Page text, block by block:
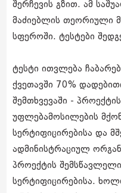
შერჩევის გზით. ამ
მაძიებლის თეორიული
სფეროში. ტესტები
ტესტი ითვლება
ქვეთავში 70%
შემთხვევაში -
უფლებამოსილების
სერტიფიცირებისა და
ადმინისტრაციულ
პროექტის
სერტიფიცირებისა.